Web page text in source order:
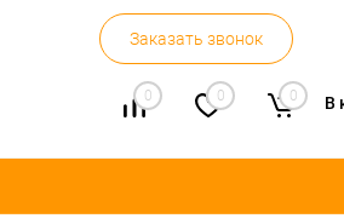
Заказать звонок
0 0 0 В